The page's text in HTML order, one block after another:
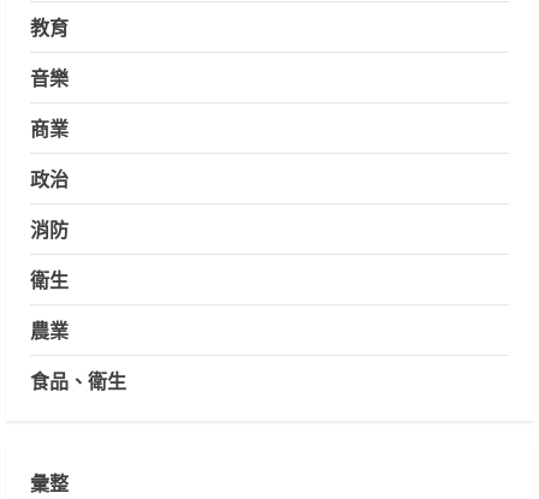
教育
音樂
商業
政治
消防
衛生
農業
食品、衛生
彙整